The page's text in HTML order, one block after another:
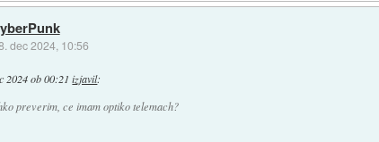
dec 2024, 10:56
2024 ob 00:21 izjavil:
preverim, ce imam optiko telemach?